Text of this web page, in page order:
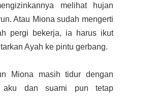
melihat hujan
Atau Miona sudah mengerti
pergi bekerja, ia harus ikut
Ayah ke pintu gerbang.
Miona masih tidur dengan
aku dan suami pun tetap